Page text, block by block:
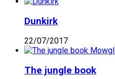
Dunkirk
22/07/2017
The jungle book